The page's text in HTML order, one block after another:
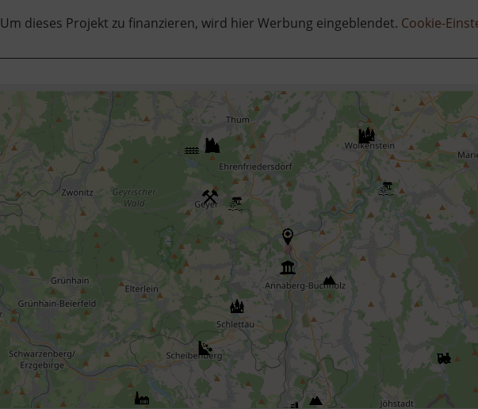
Um dieses Projekt zu finanzieren, wird hier Werbung eingeblendet. Cookie-